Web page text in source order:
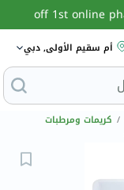
أم سقيم الأولى, دبي
/ كريمات ومرطبات